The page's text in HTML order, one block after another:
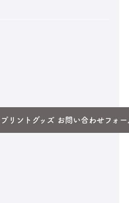
プリントグッズ お問い合わせフォー